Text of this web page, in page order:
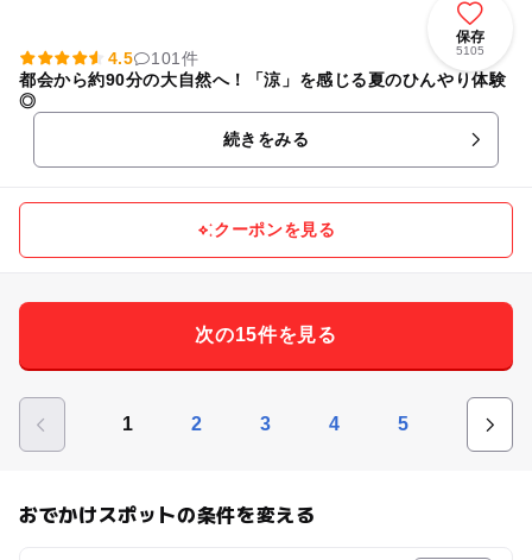
保存
5105
4.5
101件
都会から約90分の大自然へ！「涼」を感じる夏のひんやり体験
◎
続きをみる
クーポンを見る
次の15件を見る
1 2 3 4 5
おでかけスポットの条件を変える